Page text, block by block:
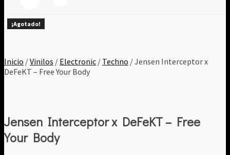
Inicio /Vinilos / Electronic / Techno / Jensen Interceptor x
DeFeKT ‎– Free Your Body
¡Agotado!
Jensen Interceptor x DeFeKT ‎– Free
Your Body
¡Agotado!
¡Agotado!
¡Agotado!
¡Agotado!
¡Agotado!
¡Agotado!
¡Agotado!
¡Agotado!